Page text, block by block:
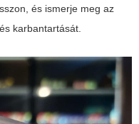
és ismerje meg az
karbantartását.